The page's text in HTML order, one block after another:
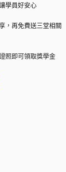
學員好安心
，再免費送三堂相關
照即可領取獎學金